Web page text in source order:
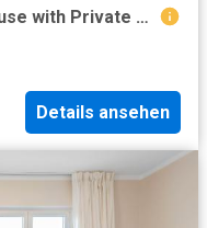
Exceptional Light Filled Penthouse with Private Rooftop Terrace Overlooking Hamburg Stadtpark
Details ansehen